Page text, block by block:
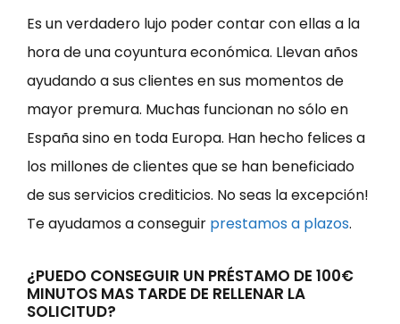
Es un verdadero lujo poder contar con ellas a la
hora de una coyuntura económica. Llevan años
ayudando a sus clientes en sus momentos de
mayor premura. Muchas funcionan no sólo en
España sino en toda Europa. Han hecho felices a
los millones de clientes que se han beneficiado
de sus servicios crediticios. No seas la excepción!
Te ayudamos a conseguir prestamos a plazos.
¿PUEDO CONSEGUIR UN PRÉSTAMO DE 100€
MINUTOS MAS TARDE DE RELLENAR LA
SOLICITUD?